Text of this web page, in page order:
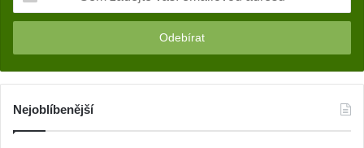
m
a
d
jNejoblíbenější